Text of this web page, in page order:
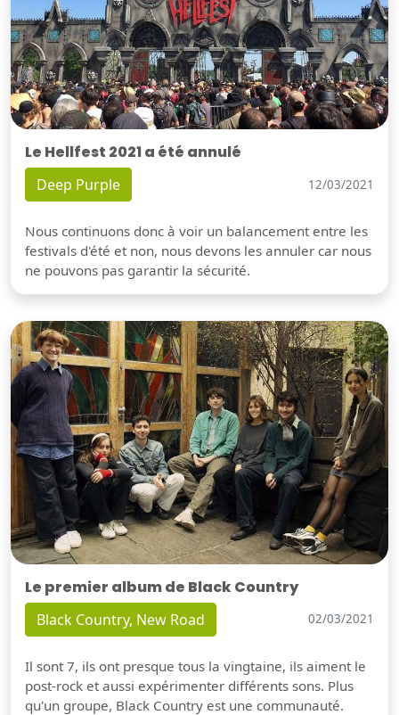
Le Hellfest 2021 a été annulé
Deep Purple 12/03/2021
Nous continuons donc à voir un balancement entre les
festivals d'été et non, nous devons les annuler car nous
ne pouvons pas garantir la sécurité.
Le premier album de Black Country
Black Country, New Road 02/03/2021
Il sont 7, ils ont presque tous la vingtaine, ils aiment le
post-rock et aussi expérimenter différents sons. Plus
qu'un groupe, Black Country est une communauté.